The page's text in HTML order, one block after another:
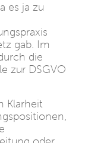
es ja zu
gab. Im
die
zur DSGVO
Klarheit